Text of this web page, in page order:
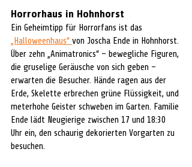
Horrorhaus in Hohnhorst
Ein Geheimtipp für Horrorfans ist das
„Halloweenhaus“ von Joscha Ende in Hohnhorst.
Über zehn „Animatronics“ – bewegliche Figuren,
die gruselige Geräusche von sich geben –
erwarten die Besucher. Hände ragen aus der
Erde, Skelette erbrechen grüne Flüssigkeit, und
meterhohe Geister schweben im Garten. Familie
Ende lädt Neugierige zwischen 17 und 18:30
Uhr ein, den schaurig dekorierten Vorgarten zu
besuchen.